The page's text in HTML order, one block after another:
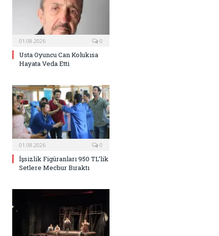
01.08.2026 0
Usta Oyuncu Can Kolukısa
Hayata Veda Etti
01.08.2026 0
İşsizlik Figüranları 950 TL’lik
Setlere Mecbur Bıraktı